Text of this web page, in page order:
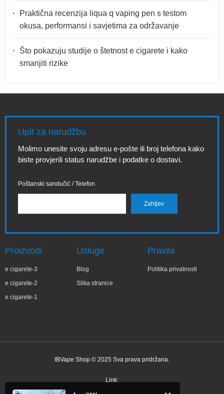
Praktična recenzija liqua q vaping pen s testom
okusa, performansi i savjetima za održavanje
Što pokazuju studije o štetnost e cigarete i kako
smanjiti rizike
Upit za narudžbu
Molimo unesite svoju adresu e-pošte ili broj telefona kako
biste provjerili status narudžbe i podatke o dostavi.
Poštanski sandučić / Telefon
Proizvodi
e cigarete-3
e cigarete-2
e cigarete-1
Usluge
Blog
Slika stranice
Pravila
Politika privatnosti
IBVape Shop © 2025 Sva prava pridržana.
Link:
✕
Agni***ka